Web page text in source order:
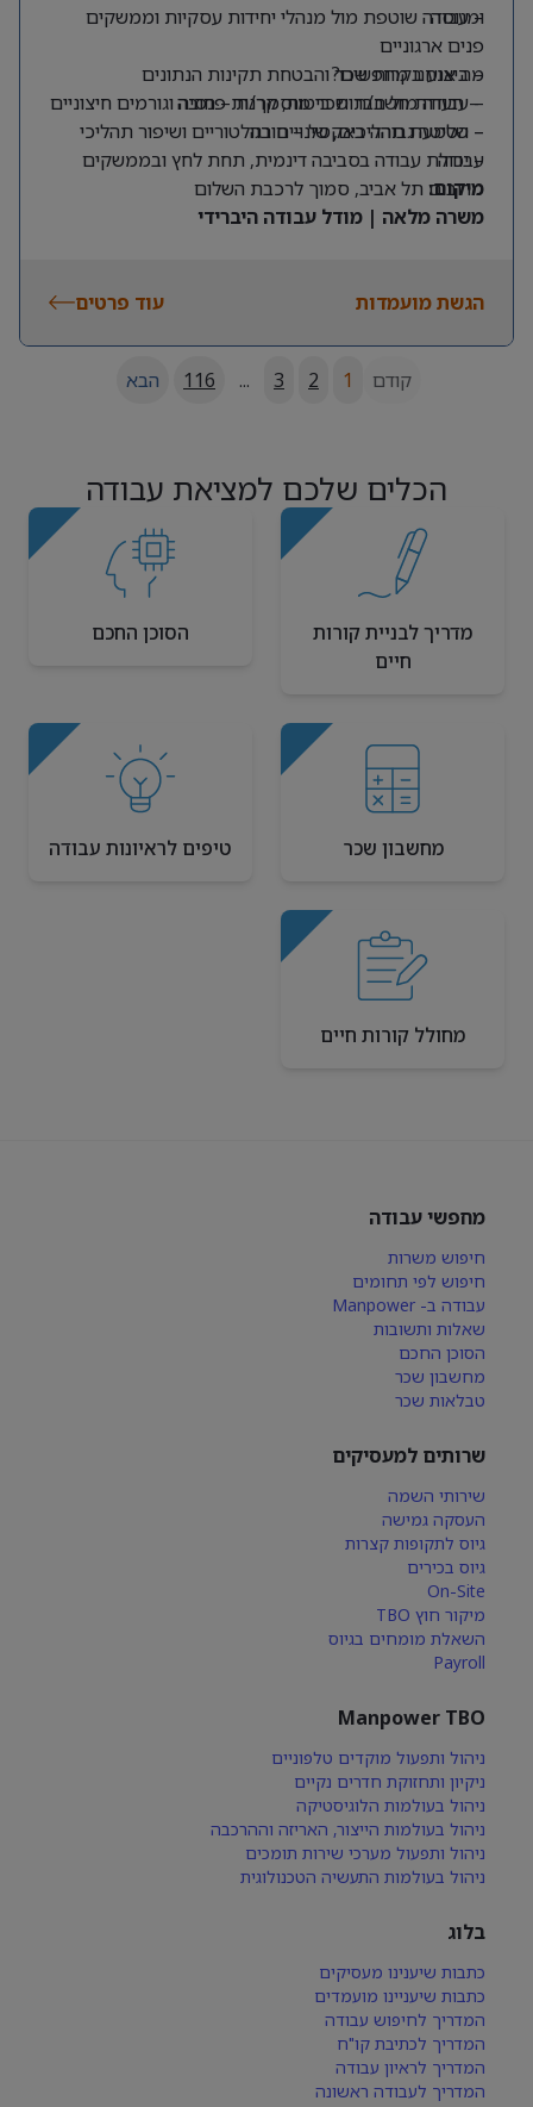
ומנוסה
– עבודה שוטפת מול מנהלי יחידות עסקיות וממשקים
פנים ארגוניים
– ביצוע בקרות שכר והבטחת תקינות הנתונים
– עבודה מול חברות ביטוח, קרנות פנסיה וגורמים חיצוניים
– הטמעת תהליכים, שינויים רגולטוריים ושיפור תהליכי
עבודה
מה אנחנו מחפשים?
– תעודת חשב/ת שכר מוסמך/ת – חובה
– שליטה גבוהה באקסל – חובה
– יכולת עבודה בסביבה דינמית, תחת לחץ ובממשקים
מרובים
מיקום: תל אביב, סמוך לרכבת השלום
משרה מלאה | מודל עבודה היברידי
הגשת מועמדות עוד פרטים
קודם 1
2
3
...
116 הבא
הכלים שלכם למציאת עבודה
מדריך לבניית קורות
חיים
הסוכן החכם
מחשבון שכר טיפים לראיונות עבודה
מחולל קורות חיים
מחפשי עבודה
חיפוש משרות
חיפוש לפי תחומים
עבודה ב- Manpower
שאלות ותשובות
הסוכן החכם
מחשבון שכר
טבלאות שכר
שרותים למעסיקים
שירותי השמה
העסקה גמישה
גיוס לתקופות קצרות
גיוס בכירים
On-Site
מיקור חוץ TBO
השאלת מומחים בגיוס
Payroll
Manpower TBO
ניהול ותפעול מוקדים טלפוניים
ניקיון ותחזוקת חדרים נקיים
ניהול בעולמות הלוגיסטיקה
ניהול בעולמות הייצור, האריזה וההרכבה
ניהול ותפעול מערכי שירות תומכים
ניהול בעולמות התעשיה הטכנולוגית
בלוג
כתבות שיענינו מעסיקים
כתבות שיעניינו מועמדים
המדריך לחיפוש עבודה
המדריך לכתיבת קו"ח
המדריך לראיון עבודה
המדריך לעבודה ראשונה